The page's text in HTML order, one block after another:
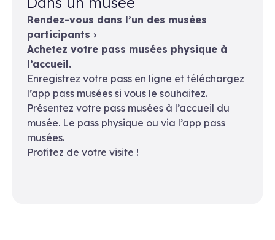
Rendez-vous dans l’un des musées
participants ›
Achetez votre pass musées physique à
l’accueil.
Enregistrez votre pass en ligne et téléchargez
l’app pass musées si vous le souhaitez.
Présentez votre pass musées à l’accueil du
musée. Le pass physique ou via l’app pass
musées.
Profitez de votre visite !